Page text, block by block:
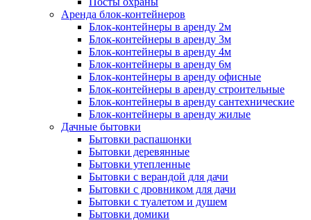
Аренда блок-контейнеров
Блок-контейнеры в аренду 2м
Блок-контейнеры в аренду 3м
Блок-контейнеры в аренду 4м
Блок-контейнеры в аренду 6м
Блок-контейнеры в аренду офисные
Блок-контейнеры в аренду строительные
Блок-контейнеры в аренду сантехнические
Блок-контейнеры в аренду жилые
Дачные бытовки
Бытовки распашонки
Бытовки деревянные
Бытовки утепленные
Бытовки с верандой для дачи
Бытовки с дровником для дачи
Бытовки с туалетом и душем
Бытовки домики